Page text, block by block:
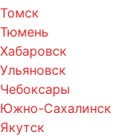
Томск
Тюмень
Хабаровск
Ульяновск
Чебоксары
Южно-Сахалинск
Якутск